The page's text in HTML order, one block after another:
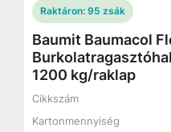
Raktáron: 95 zsák
Baumit Baumacol
1200 kg/raklap
Cikkszám
Kartonmennyiség